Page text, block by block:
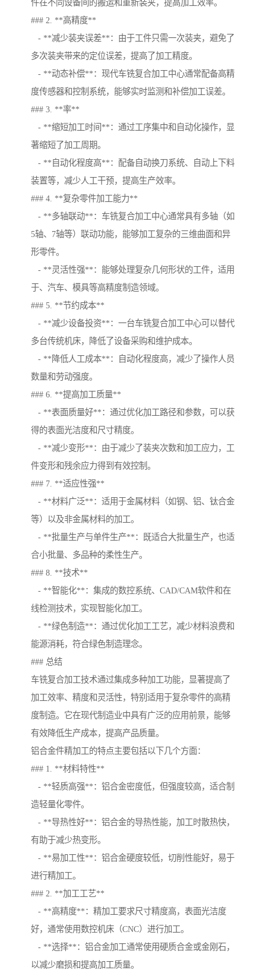
件在不同设备间的搬运和重新装夹，提高加工效率。
### 2. **高精度**
- **减少装夹误差**：由于工件只需一次装夹，避免了
多次装夹带来的定位误差，提高了加工精度。
- **动态补偿**：现代车铣复合加工中心通常配备高精
度传感器和控制系统，能够实时监测和补偿加工误差。
### 3. **率**
- **缩短加工时间**：通过工序集中和自动化操作，显
著缩短了加工周期。
- **自动化程度高**：配备自动换刀系统、自动上下料
装置等，减少人工干预，提高生产效率。
### 4. **复杂零件加工能力**
- **多轴联动**：车铣复合加工中心通常具有多轴（如
5轴、7轴等）联动功能，能够加工复杂的三维曲面和异
形零件。
- **灵活性强**：能够处理复杂几何形状的工件，适用
于、汽车、模具等高精度制造领域。
### 5. **节约成本**
- **减少设备投资**：一台车铣复合加工中心可以替代
多台传统机床，降低了设备采购和维护成本。
- **降低人工成本**：自动化程度高，减少了操作人员
数量和劳动强度。
### 6. **提高加工质量**
- **表面质量好**：通过优化加工路径和参数，可以获
得的表面光洁度和尺寸精度。
- **减少变形**：由于减少了装夹次数和加工应力，工
件变形和残余应力得到有效控制。
### 7. **适应性强**
- **材料广泛**：适用于金属材料（如钢、铝、钛合金
等）以及非金属材料的加工。
- **批量生产与单件生产**：既适合大批量生产，也适
合小批量、多品种的柔性生产。
### 8. **技术**
- **智能化**：集成的数控系统、CAD/CAM软件和在
线检测技术，实现智能化加工。
- **绿色制造**：通过优化加工工艺，减少材料浪费和
能源消耗，符合绿色制造理念。
### 总结
车铣复合加工技术通过集成多种加工功能，显著提高了
加工效率、精度和灵活性，特别适用于复杂零件的高精
度制造。它在现代制造业中具有广泛的应用前景，能够
有效降低生产成本，提高产品质量。
铝合金件精加工的特点主要包括以下几个方面：
### 1. **材料特性**
- **轻质高强**：铝合金密度低，但强度较高，适合制
造轻量化零件。
- **导热性好**：铝合金的导热性能，加工时散热快，
有助于减少热变形。
- **易加工性**：铝合金硬度较低，切削性能好，易于
进行精加工。
### 2. **加工工艺**
- **高精度**：精加工要求尺寸精度高，表面光洁度
好，通常使用数控机床（CNC）进行加工。
- **选择**：铝合金加工通常使用硬质合金或金刚石，
以减少磨损和提高加工质量。